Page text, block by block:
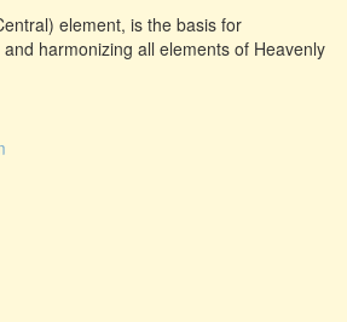
element, is the basis for
harmonizing all elements of Heavenly